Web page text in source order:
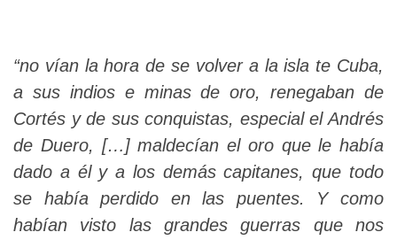
“no vían la hora de se volver a la isla te Cuba,
a sus indios e minas de oro, renegaban de
Cortés y de sus conquistas, especial el Andrés
de Duero, […] maldecían el oro que le había
dado a él y a los demás capitanes, que todo
se había perdido en las puentes. Y como
habían visto las grandes guerras que nos